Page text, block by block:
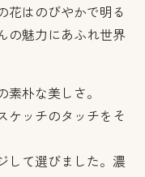
花はのびやかで明る
の魅力にあふれ世界
素朴な美しさ。
ケッチのタッチをそ
して選びました。濃